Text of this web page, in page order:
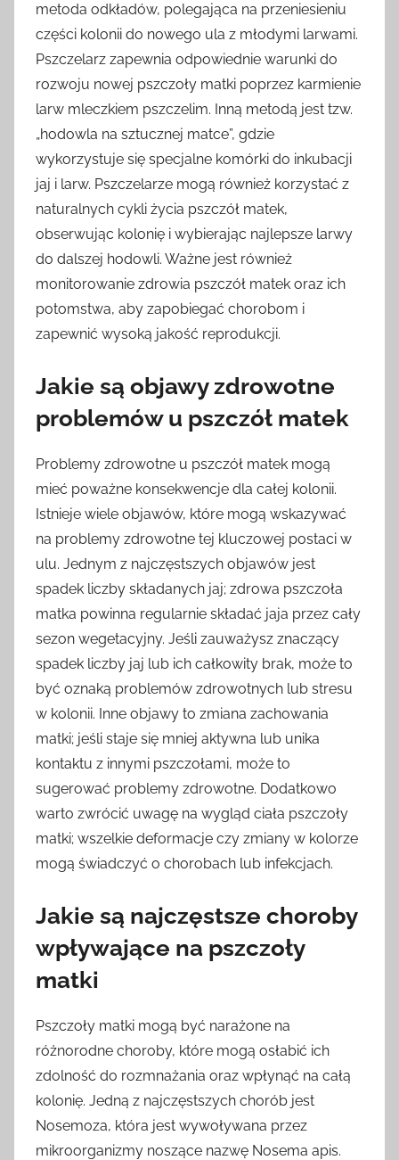
metoda odkładów, polegająca na przeniesieniu
części kolonii do nowego ula z młodymi larwami.
Pszczelarz zapewnia odpowiednie warunki do
rozwoju nowej pszczoły matki poprzez karmienie
larw mleczkiem pszczelim. Inną metodą jest tzw.
„hodowla na sztucznej matce”, gdzie
wykorzystuje się specjalne komórki do inkubacji
jaj i larw. Pszczelarze mogą również korzystać z
naturalnych cykli życia pszczół matek,
obserwując kolonię i wybierając najlepsze larwy
do dalszej hodowli. Ważne jest również
monitorowanie zdrowia pszczół matek oraz ich
potomstwa, aby zapobiegać chorobom i
zapewnić wysoką jakość reprodukcji.
Jakie są objawy zdrowotne
problemów u pszczół matek
Problemy zdrowotne u pszczół matek mogą
mieć poważne konsekwencje dla całej kolonii.
Istnieje wiele objawów, które mogą wskazywać
na problemy zdrowotne tej kluczowej postaci w
ulu. Jednym z najczęstszych objawów jest
spadek liczby składanych jaj; zdrowa pszczoła
matka powinna regularnie składać jaja przez cały
sezon wegetacyjny. Jeśli zauważysz znaczący
spadek liczby jaj lub ich całkowity brak, może to
być oznaką problemów zdrowotnych lub stresu
w kolonii. Inne objawy to zmiana zachowania
matki; jeśli staje się mniej aktywna lub unika
kontaktu z innymi pszczołami, może to
sugerować problemy zdrowotne. Dodatkowo
warto zwrócić uwagę na wygląd ciała pszczoły
matki; wszelkie deformacje czy zmiany w kolorze
mogą świadczyć o chorobach lub infekcjach.
Jakie są najczęstsze choroby
wpływające na pszczoły
matki
Pszczoły matki mogą być narażone na
różnorodne choroby, które mogą osłabić ich
zdolność do rozmnażania oraz wpłynąć na całą
kolonię. Jedną z najczęstszych chorób jest
Nosemoza, która jest wywoływana przez
mikroorganizmy noszące nazwę Nosema apis.